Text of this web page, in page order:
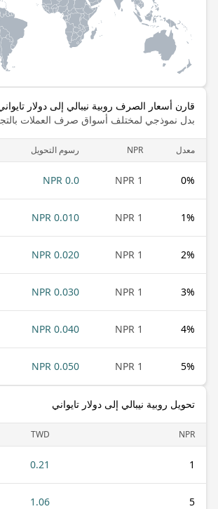
قارن أسعار الصرف روبية نيبالي إلى دولار
بدل نموذجي لمختلف أسواق صرف العملات
معدل NPR رسوم التحويل
0%
1 NPR
0.0 NPR
1%
1 NPR
0.010 NPR
2%
1 NPR
0.020 NPR
3%
1 NPR
0.030 NPR
4%
1 NPR
0.040 NPR
5%
1 NPR
0.050 NPR
تحويل روبية نيبالي إلى دولار تايواني
NPR
TWD
1
0.21
5
1.06